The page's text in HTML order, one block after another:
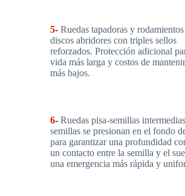
5- Ruedas tapadoras y
discos abridores con triples sellos
reforzados. Protección adicional
vida más larga y costos de
más bajos.
6- Ruedas pisa-semillas
semillas se presionan en el fondo
para garantizar una profundidad
un contacto entre la semilla y el
una emergencia más rápida y